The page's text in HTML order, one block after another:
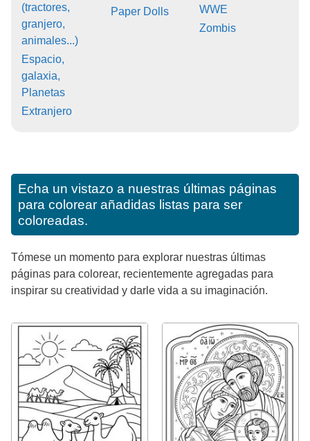
(tractores,
granjero,
animales...)
Espacio,
galaxia,
Planetas
Extranjero
Paper Dolls
WWE
Zombis
Echa un vistazo a nuestras últimas páginas
para colorear añadidas listas para ser
coloreadas.
Tómese un momento para explorar nuestras últimas
páginas para colorear, recientemente agregadas para
inspirar su creatividad y darle vida a su imaginación.